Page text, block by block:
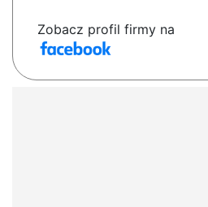
Zobacz profil firmy na